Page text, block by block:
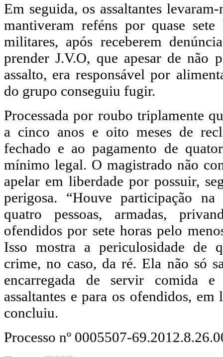
Em seguida, os assaltantes
mantiveram reféns por quase
militares, após receberem
prender J.V.O, que apesar de não
assalto, era responsável por
do grupo conseguiu fugir.
Processada por roubo triplamente
a cinco anos e oito meses de
fechado e ao pagamento de
mínimo legal. O magistrado não
apelar em liberdade por possuir,
perigosa. “Houve participação
quatro pessoas, armadas,
ofendidos por sete horas pelo
Isso mostra a periculosidade de
crime, no caso, da ré. Ela não só
encarregada de servir comida
assaltantes e para os ofendidos, em
concluiu.
Processo nº 0005507-